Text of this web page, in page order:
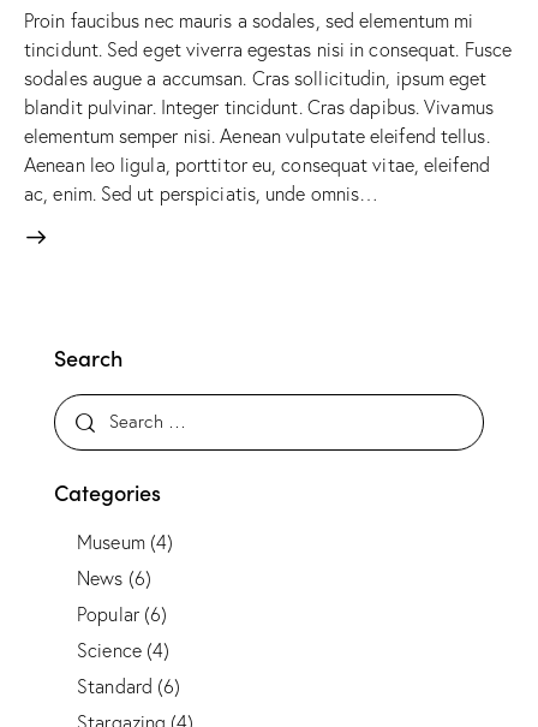
Proin faucibus nec mauris a sodales, sed elementum mi
tincidunt. Sed eget viverra egestas nisi in consequat. Fusce
sodales augue a accumsan. Cras sollicitudin, ipsum eget
blandit pulvinar. Integer tincidunt. Cras dapibus. Vivamus
elementum semper nisi. Aenean vulputate eleifend tellus.
Aenean leo ligula, porttitor eu, consequat vitae, eleifend
ac, enim. Sed ut perspiciatis, unde omnis…
Search
Categories
Museum(4)
News (6)
Popular(6)
Science(4)
Standard (6)
Stargazing (4)